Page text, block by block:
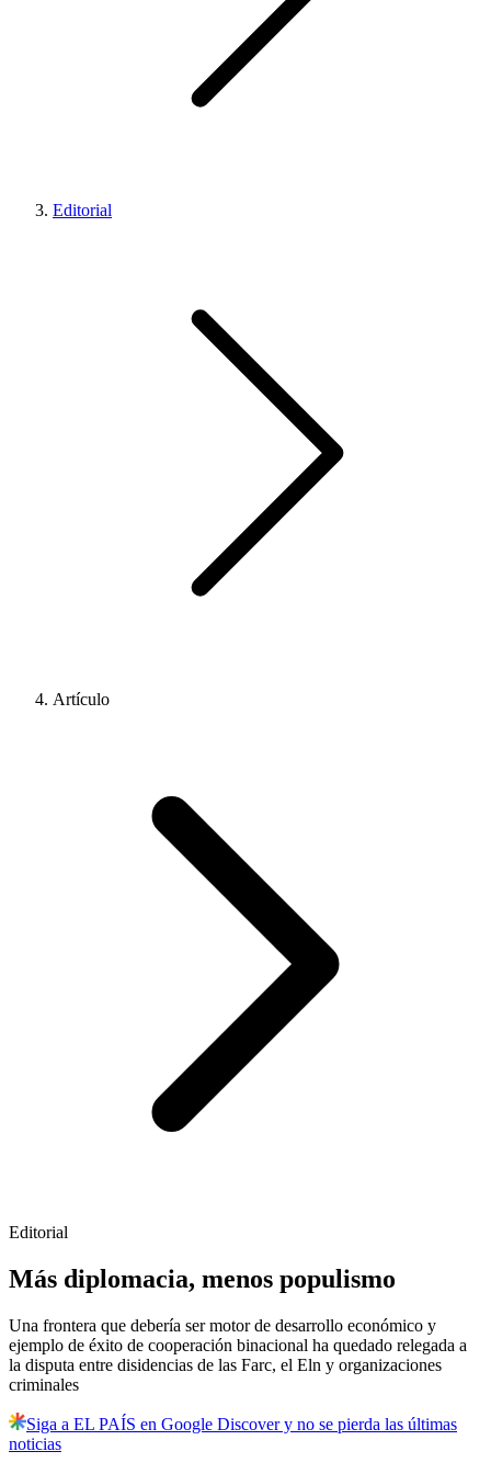
Editorial
Artículo
Editorial
Más diplomacia, menos populismo
Una frontera que debería ser motor de desarrollo económico y
ejemplo de éxito de cooperación binacional ha quedado relegada a
la disputa entre disidencias de las Farc, el Eln y organizaciones
criminales
Siga a EL PAÍS en Google Discover y no se pierda las últimas
noticias